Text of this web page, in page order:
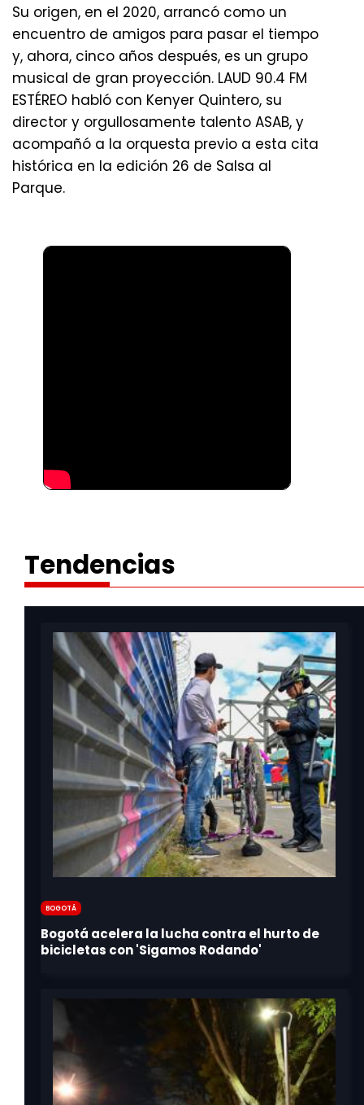
Su origen, en el 2020, arrancó como un
encuentro de amigos para pasar el tiempo
y, ahora, cinco años después, es un grupo
musical de gran proyección. LAUD 90.4 FM
ESTÉREO habló con Kenyer Quintero, su
director y orgullosamente talento ASAB, y
acompañó a la orquesta previo a esta cita
histórica en la edición 26 de Salsa al
Parque.
Tendencias
Bogotá